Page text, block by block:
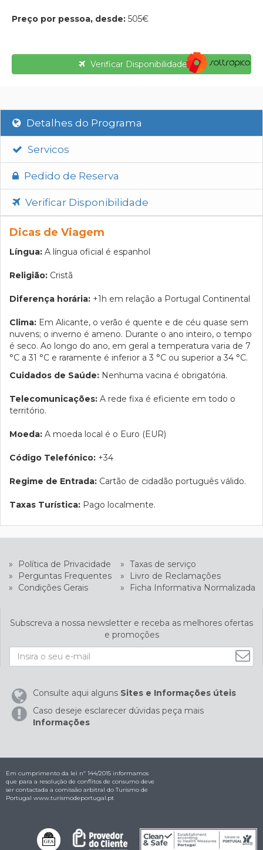
Preço por pessoa, desde: 505€
Verificar Disponibilidade
Detalhes do Programa
Servicos
Pedido de Reserva
Verificar Disponibilidade
Dicas de Viagem
Língua: A língua oficial é espanhol
Religião: Cristã
Diferença horária: +1h em relação a Portugal Continental
Clima: Em Alicante, o verão é quente e de céu quase sem
nuvens; o inverno é ameno. Durante o ano inteiro, o tempo
é seco. Ao longo do ano, em geral a temperatura varia de 7
°C a 31 °C e raramente é inferior a 3 °C ou superior a 34 °C.
Cuidados de Saúde: Nenhuma vacina é obrigatória.
Telecomunicações: A rede fixa é eficiente em todo o
território.
Moeda: A moeda local é o Euro (EUR)
Código Telefónico: +34
Regime de Entrada: Cartão de cidadão português válido.
Taxas Turística: Pago localmente.
» Política de Privacidade » Taxas de serviço
»
Perguntas Frequentes »
Livro de Reclamações
»
Condições Gerais » Ficha Informativa Normalizada
Subscreva a nossa newsletter e receba as melhores ofertas
e promoções
Consulte aqui alguns Sites e Informações úteis
Caso deseje esclarecer dúvidas peça mais
Informações
Em cumprimento da lei nº 144/2015 informamos
que para a resolução de conflitos de consumo deve
ser contactada a comissão arbitral do Turismo de
Portugal www.turismodeportugal.pt